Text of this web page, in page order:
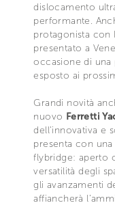
dislocamento
performante.
protagonista con
presentato a
occasione di una
esposto ai
Grandi novità
nuovo Ferretti
dell’innovativa e
presenta con
flybridge: aperto
versatilità degli
gli avanzamenti
affiancherà